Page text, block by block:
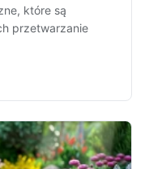
które są
przetwarzanie